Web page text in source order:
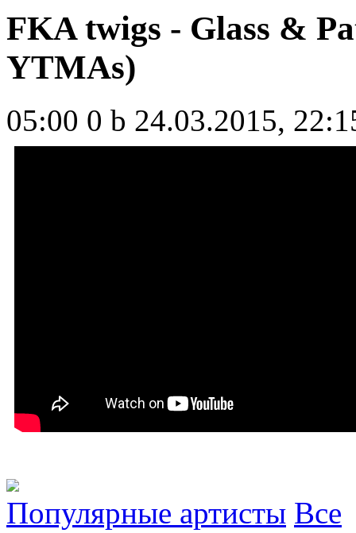
FKA twigs - Glass &
YTMAs)
05:00 0 b 24.03.2015,
Популярные артисты Все